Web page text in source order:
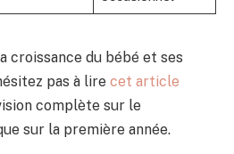
croissance du bébé et ses
pas à lire cet article
complète sur le
sur la première année.